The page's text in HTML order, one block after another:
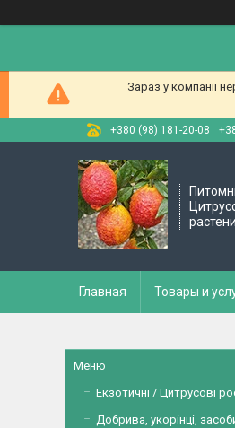
Зараз у компанії
+380 (98) 181-20-08
Главная Товары и
Меню
Екзотичні / Цитрусові
Добрива, укорінці,